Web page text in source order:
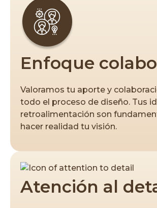
Enfoque
Valoramos tu aporte y
todo el proceso de diseño. Tus
retroalimentación son
hacer realidad tu visión.
Atención al